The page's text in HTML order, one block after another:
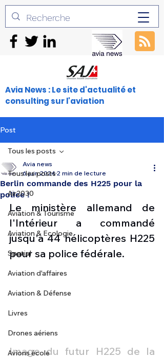
Avia News : Le site d'actualité et
consulting sur l'aviation
Post
Tous les posts
Air2030
Aviation & Tourisme
Aviation & Ecologie
Spatial
Aviation d'affaires
Aviation & Défense
Livres
Drones aériens
Avions école
Tous les posts
Berlin commande des H225 pour la
police !
Avia news
6 juin 2024 2 min de lecture
Le ministère allemand de
l'Intérieur a commandé
jusqu'à 44 hélicoptères H225
pour sa police fédérale.
Image du futur H225 de la